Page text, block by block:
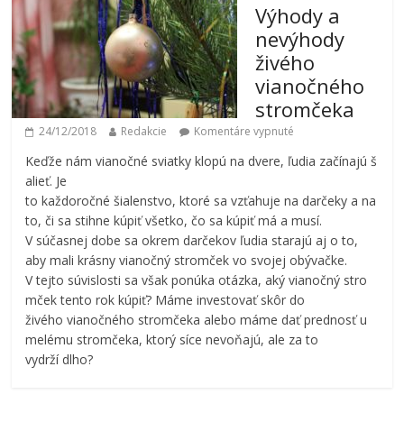
Výhody a
nevýhody
živého
vianočného
stromčeka
24/12/2018 Redakcie Komentáre vypnuté
Keďže nám vianočné sviatky klopú na dvere, ľudia začínajú š
alieť. Je
to každoročné šialenstvo, ktoré sa vzťahuje na darčeky a na
to, či sa stihne kúpiť všetko, čo sa kúpiť má a musí.
V súčasnej dobe sa okrem darčekov ľudia starajú aj o to,
aby mali krásny vianočný stromček vo svojej obývačke.
V tejto súvislosti sa však ponúka otázka, aký vianočný stro
mček tento rok kúpiť? Máme investovať skôr do
živého vianočného stromčeka alebo máme dať prednosť u
melému stromčeka, ktorý síce nevoňajú, ale za to
vydrží dlho?